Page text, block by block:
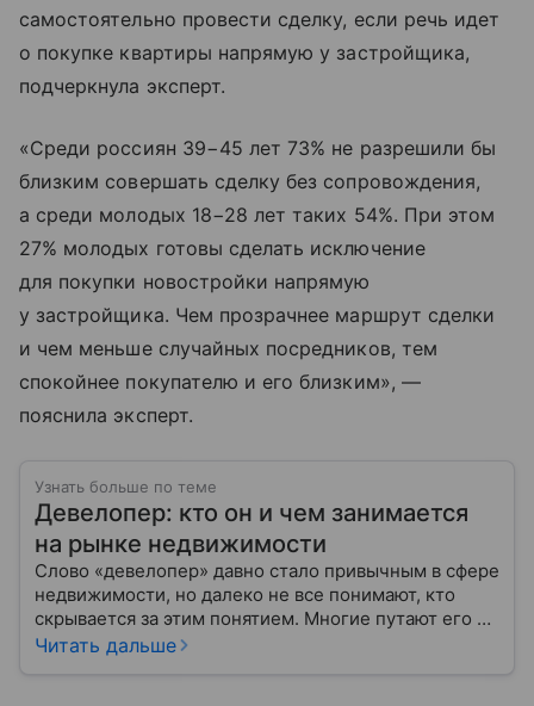
самостоятельно провести сделку, если речь идет
о покупке квартиры напрямую у застройщика,
подчеркнула эксперт.
«Среди россиян 39−45 лет 73% не разрешили бы
близким совершать сделку без сопровождения,
а среди молодых 18−28 лет таких 54%. При этом
27% молодых готовы сделать исключение
для покупки новостройки напрямую
у застройщика. Чем прозрачнее маршрут сделки
и чем меньше случайных посредников, тем
спокойнее покупателю и его близким», —
пояснила эксперт.
Узнать больше по теме
Девелопер: кто он и чем занимается
на рынке недвижимости
Слово «девелопер» давно стало привычным в сфере
недвижимости, но далеко не все понимают, кто
скрывается за этим понятием. Многие путают его с
застройщиком, думая, что это одно и то же. На
Читать дальше